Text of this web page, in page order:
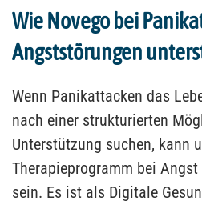
Wie Novego bei
Angststörungen
Wenn Panikattacken das
nach einer strukturierten
Unterstützung suchen, kann
Therapieprogramm bei
sein. Es ist als Digitale